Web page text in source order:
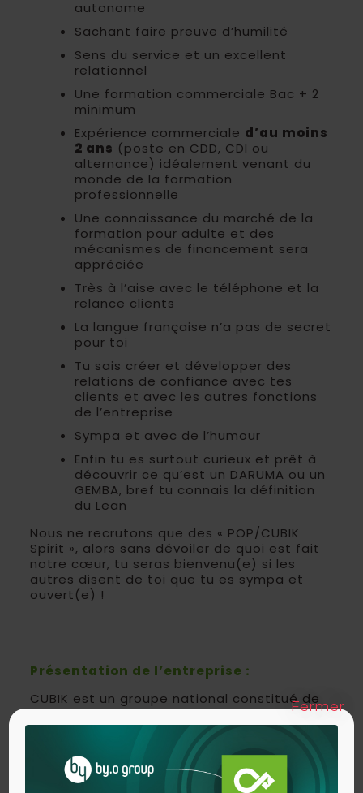
autonome
Sachant faire preuve d’humilité
Sens du service et un excellent
relationnel
Une formation commerciale Bac + 2
minimum
Expérience commerciale d’au moins
2 ans (poste en CDD, CDI ou
alternance) idéalement venant du
monde de la formation
professionnelle
Une connaissance du marché de la
formation pour adulte et des
mécanismes de financement sera
appréciée
Très à l’aise avec le téléphone et la
relance clients
La langue française n’a pas de secret
pour toi
Tu sais créer et développer des
relations de confiance avec tes
clients et avec les autres fonctions
de l’entreprise
Sympa et avec de l’humour
Enfin tu es surtout curieux et prêt à
découvrir ce qu’est un DARUMA ou un
GEMBA, bref tu connais la définition
du Lean
Nous ne recrutons que des « POP/CUBIK
Spirit », alors sans dévoiler de quoi est fait
notre cœur, tu seras bienvenu(e) si les
autres disent de toi que tu es sympa et
ouvert(e) !
Présentation de l’entreprise :
CUBIK est un groupe national constitué de
plusieurs agences en France :
Paris , Nantes, Toulouse, Lyon : 4 cabinets
formation
excellence opérationnelle. Il est issu de
l’association de 2 cabinets de conseils :
Fermer